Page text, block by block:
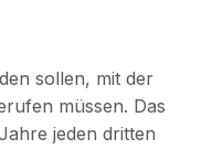
sollen, mit der
müssen. Das
jeden dritten